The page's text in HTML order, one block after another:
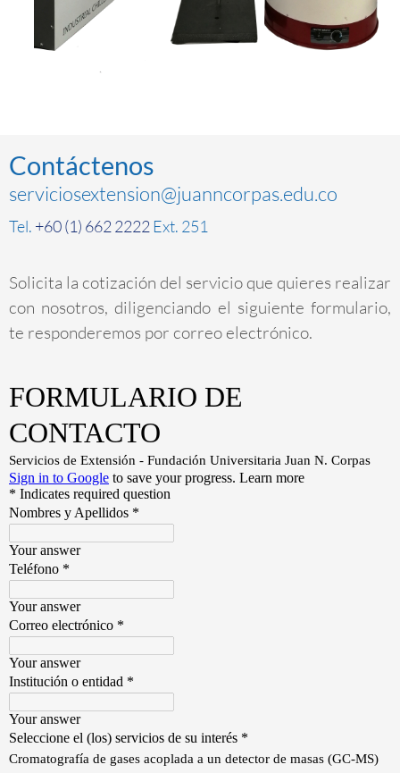
Contáctenos
serviciosextension@juanncorpas.edu.co
Tel. +60 (1) 662 2222 Ext. 251
Solicita la cotización del servicio que quieres realizar
con nosotros, diligenciando el siguiente formulario,
te responderemos por correo electrónico.